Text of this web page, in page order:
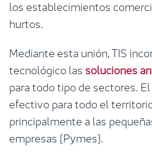
los establecimientos
hurtos.
Mediante esta unión, TIS
tecnológico lassoluciones
para todo tipo de sectores.
efectivo para todo el
principalmente a las
empresas (Pymes).